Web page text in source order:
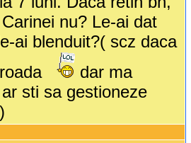
nu? Le-ai dat
ai blenduit?( scz daca
dar ma
sti sa gestioneze